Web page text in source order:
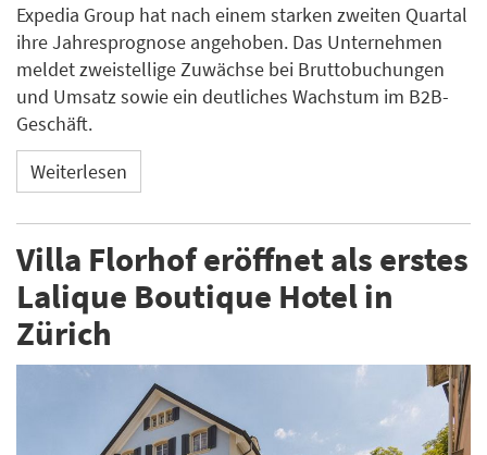
Expedia Group hat nach einem starken zweiten Quartal
ihre Jahresprognose angehoben. Das Unternehmen
meldet zweistellige Zuwächse bei Bruttobuchungen
und Umsatz sowie ein deutliches Wachstum im B2B-
Geschäft.
Weiterlesen
Villa Florhof eröffnet als erstes
Lalique Boutique Hotel in
Zürich